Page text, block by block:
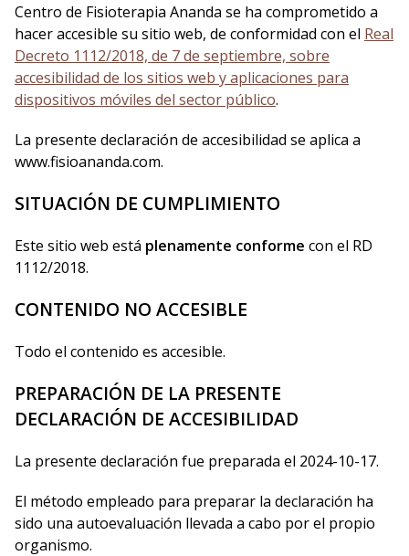
Centro de Fisioterapia Ananda se ha comprometido a
hacer accesible su sitio web, de conformidad con el Real
Decreto 1112/2018, de 7 de septiembre, sobre
accesibilidad de los sitios web y aplicaciones para
dispositivos móviles del sector público.
La presente declaración de accesibilidad se aplica a
www.fisioananda.com.
SITUACIÓN DE CUMPLIMIENTO
Este sitio web está plenamente conforme con el RD
1112/2018.
CONTENIDO NO ACCESIBLE
Todo el contenido es accesible.
PREPARACIÓN DE LA PRESENTE
DECLARACIÓN DE ACCESIBILIDAD
La presente declaración fue preparada el 2024-10-17.
El método empleado para preparar la declaración ha
sido una autoevaluación llevada a cabo por el propio
organismo.